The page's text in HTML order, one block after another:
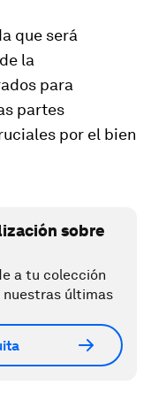
que será
la
para
partes
por el bien
sobre
a tu colección
nuestras últimas